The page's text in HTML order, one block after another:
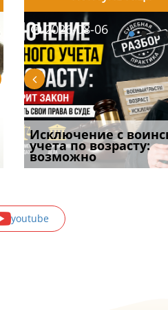
2026-08-05
помер, але
залишилася: як
«на
2026-08-04
Переоформлення
відстрочки за іншою
підставою: нов
2026-08-06
Исключение с
учета по возрасту:
возможно
2026-07-30
Восьмий ААС
підтвердив, що
може скас
youtube